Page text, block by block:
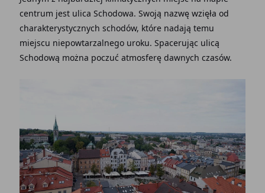
centrum jest ulica Schodowa. Swoją nazwę wzięła od
charakterystycznych schodów, które nadają temu
miejscu niepowtarzalnego uroku. Spacerując ulicą
Schodową można poczuć atmosferę dawnych czasów.